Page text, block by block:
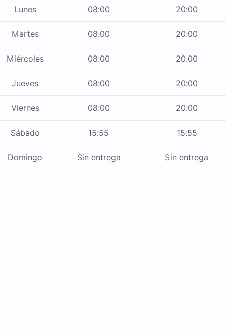
Lunes 08:00 20:00
Martes 08:00 20:00
Miércoles 08:00 20:00
Jueves 08:00 20:00
Viernes 08:00 20:00
Sábado 15:55 15:55
Domingo Sin entrega Sin entrega